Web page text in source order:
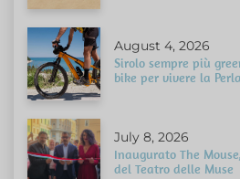
August 4, 2026
Sirolo sempre più
bike per vivere la
July 8, 2026
Inaugurato The
del Teatro delle Muse